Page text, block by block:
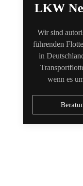
LKW
Wir sind
führenden
in
wenn es